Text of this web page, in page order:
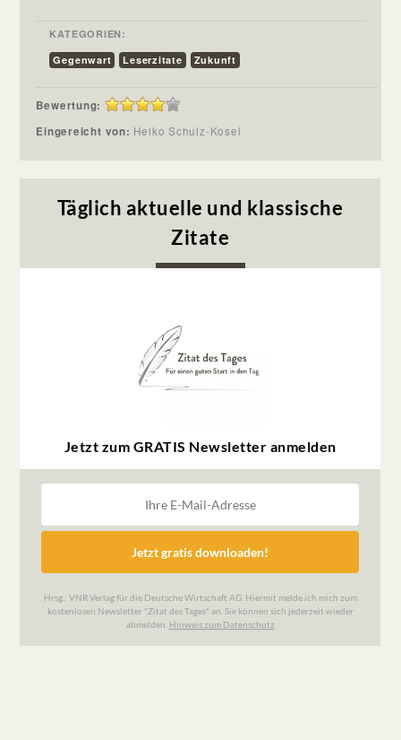
KATEGORIEN:
Gegenwart
Leserzitate Zukunft
Bewertung:
Eingereicht von: Heiko Schulz-Kosel